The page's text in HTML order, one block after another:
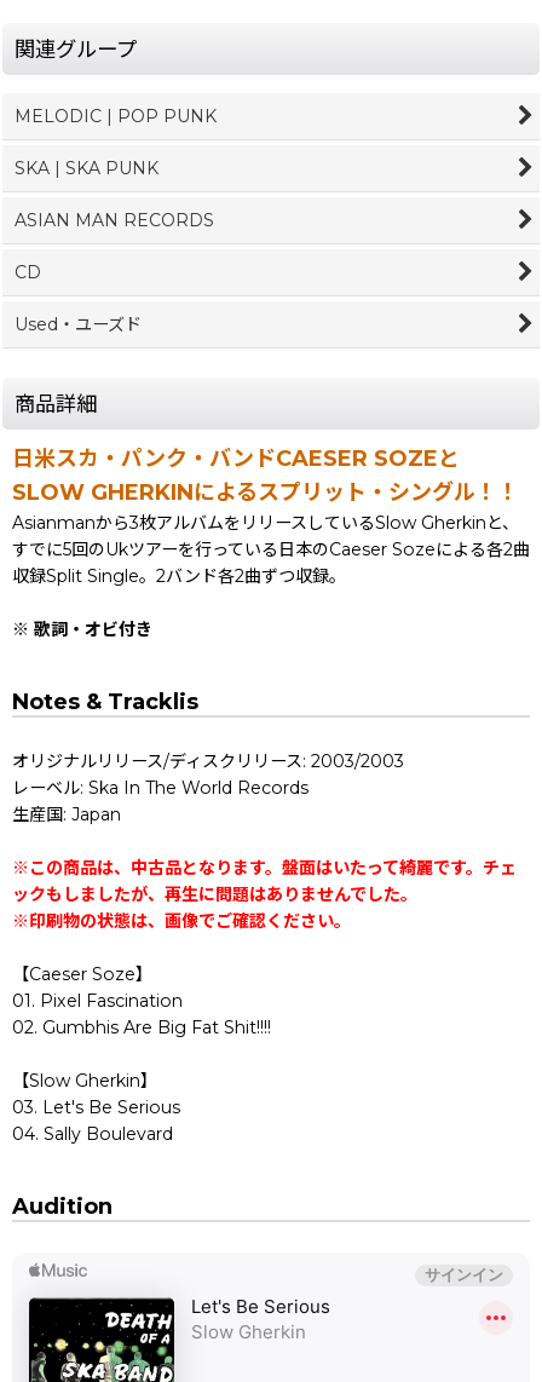
関連グループ
MELODIC | POP PUNK
SKA | SKA PUNK
ASIAN MAN RECORDS
CD
Used・ユーズド
商品詳細
日米スカ・パンク・バンドCAESER SOZEと
SLOW GHERKINによるスプリット・シングル！！
Asianmanから3枚アルバムをリリースしているSlow Gherkinと、
すでに5回のUkツアーを行っている日本のCaeser Sozeによる各2曲
収録Split Single。2バンド各2曲ずつ収録。
※ 歌詞・オビ付き
Notes & Tracklis
オリジナルリリース/ディスクリリース: 2003/2003
レーベル: Ska In The World Records
生産国: Japan
※この商品は、中古品となります。盤面はいたって綺麗です。チェ
ックもしましたが、再生に問題はありませんでした。
※印刷物の状態は、画像でご確認ください。
【Caeser Soze】
01. Pixel Fascination
02. Gumbhis Are Big Fat Shit!!!!
【Slow Gherkin】
03. Let's Be Serious
04. Sally Boulevard
Audition